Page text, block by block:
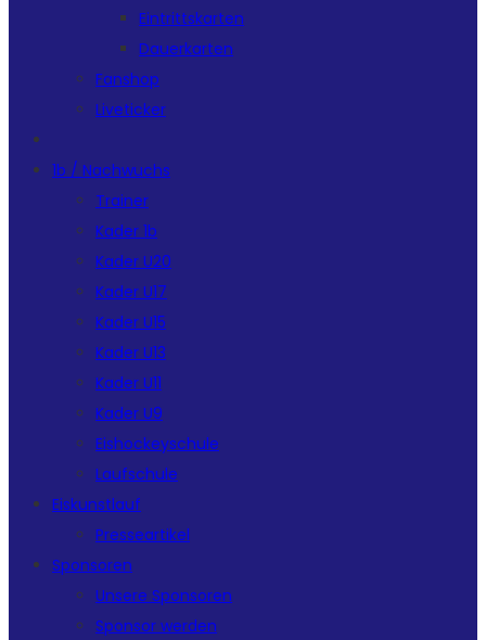
Eintrittskarten
Dauerkarten
Fanshop
Liveticker
1b / Nachwuchs
Trainer
Kader 1b
Kader U20
Kader U17
Kader U15
Kader U13
Kader U11
Kader U9
Eishockeyschule
Laufschule
Eiskunstlauf
Presseartikel
Sponsoren
Unsere Sponsoren
Sponsor werden